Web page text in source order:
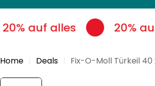
auf alles 20%
Home Deals Fix-O-Moll Türkeil 40